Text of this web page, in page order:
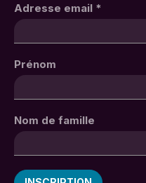
Adresse email *
Prénom
Nom de famille